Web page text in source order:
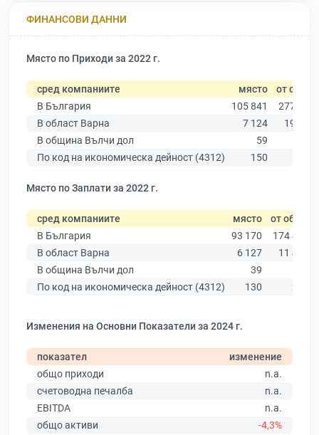
ФИНАНСОВИ ДАННИ
Място по Приходи за 2022 г.
сред компаниите място
от общо
В България
105 841
277 019
В област Варна
7 124
19 882
В община Вълчи дол
59
По код на икономическа дейност (4312)
150
Място по Заплати за 2022 г.
сред компаниите място от общо
В България
93 170
174 403
В област Варна
6 127
11 437
В община Вълчи дол
39
По код на икономическа дейност (4312)
130 282
Изменения на Основни Показатели за 2024 г.
показател
изменение
общо приходи
n.a.
счетоводна печалба
n.a.
EBITDA
n.a.
общо активи
-4,3%